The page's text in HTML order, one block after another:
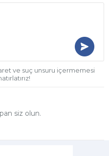
ve suç unsuru içermemesi
siz olun.